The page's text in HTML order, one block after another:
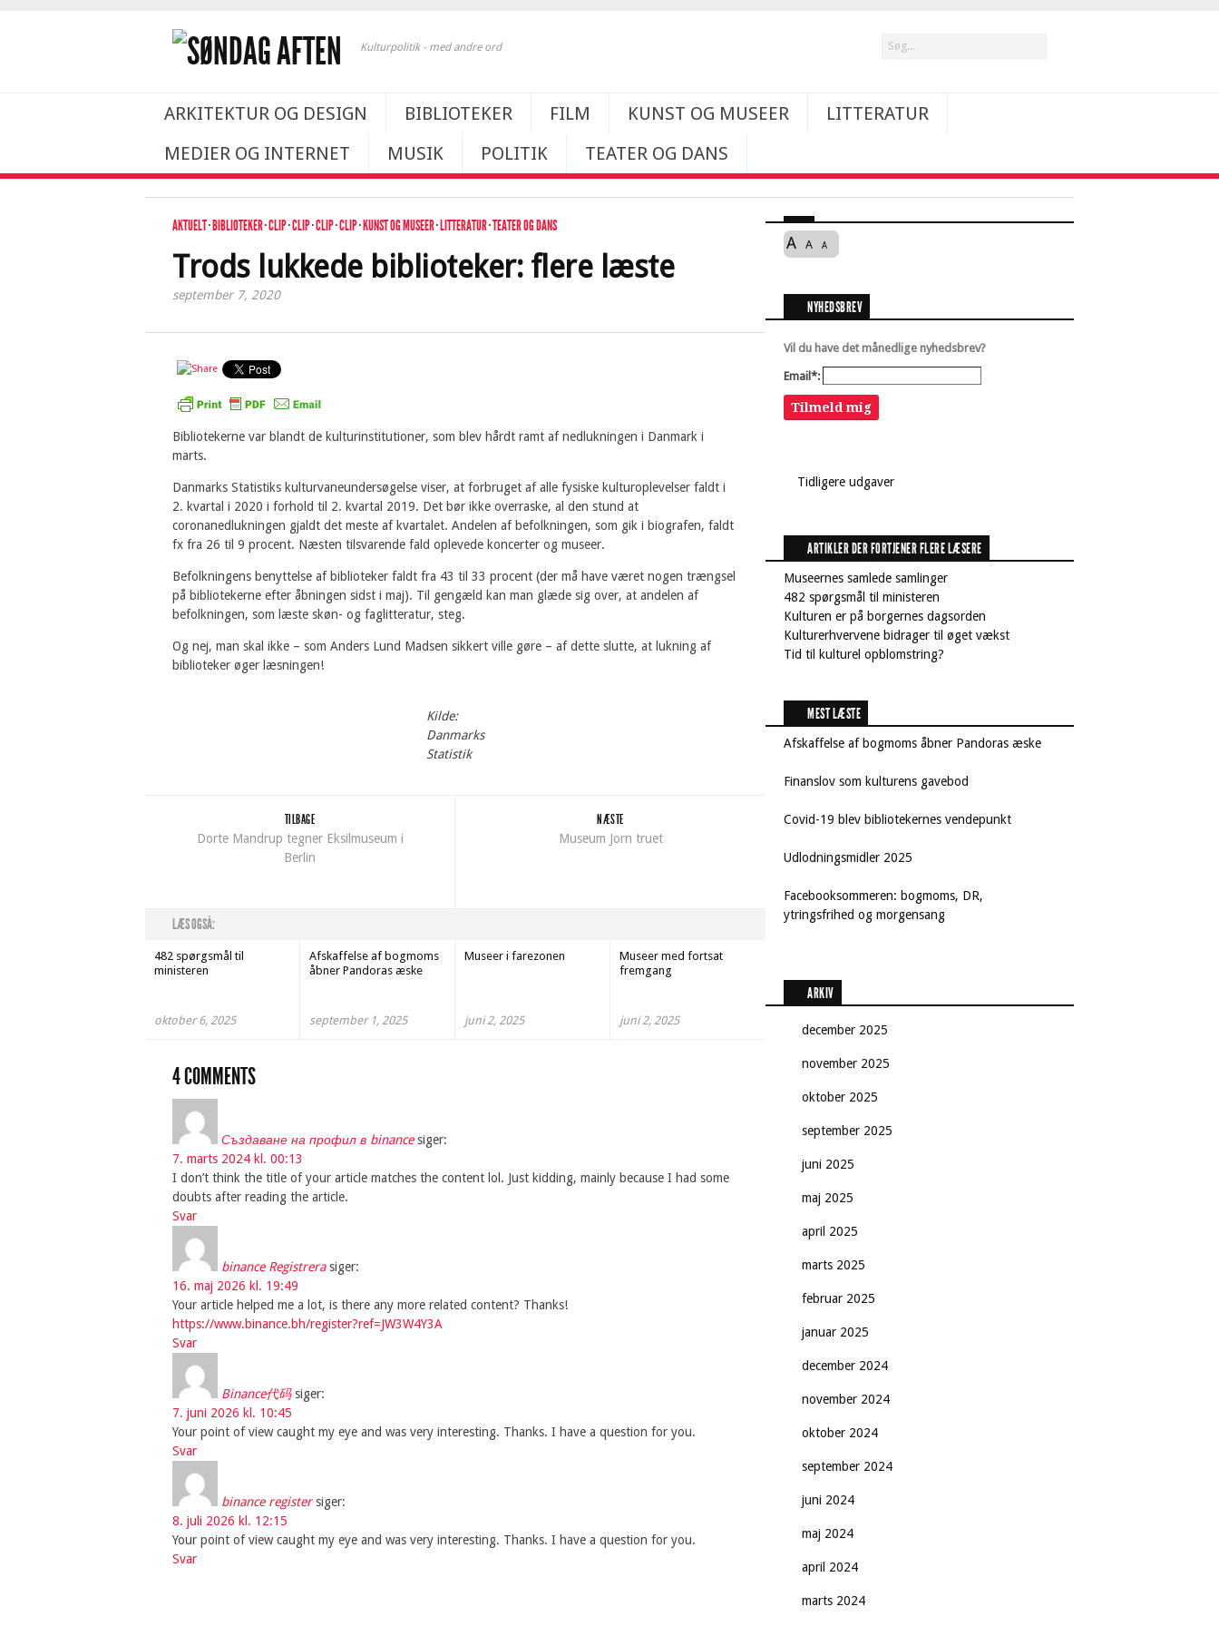
Kulturpolitik - med andre ord
ARKITEKTUR OG DESIGN BIBLIOTEKER FILM KUNST OG MUSEER
LITTERATUR
MEDIER OG INTERNET
MUSIK POLITIK TEATER OG DANS
AKTUELT·BIBLIOTEKER·CLIP·CLIP·CLIP·CLIP·KUNST OG MUSEER·LITTERATUR·TEATER OG DANS
Trods lukkede biblioteker: flere læste
september 7, 2020
Bibliotekerne var blandt de kulturinstitutioner, som blev hårdt ramt af nedlukningen i Danmark i
marts.
Danmarks Statistiks kulturvaneundersøgelse viser, at forbruget af alle fysiske kulturoplevelser faldt i
2. kvartal i 2020 i forhold til 2. kvartal 2019. Det bør ikke overraske, al den stund at
coronanedlukningen gjaldt det meste af kvartalet. Andelen af befolkningen, som gik i biografen, faldt
fx fra 26 til 9 procent. Næsten tilsvarende fald oplevede koncerter og museer.
Befolkningens benyttelse af biblioteker faldt fra 43 til 33 procent (der må have været nogen trængsel
på bibliotekerne efter åbningen sidst i maj). Til gengæld kan man glæde sig over, at andelen af
befolkningen, som læste skøn- og faglitteratur, steg.
Og nej, man skal ikke – som Anders Lund Madsen sikkert ville gøre – af dette slutte, at lukning af
biblioteker øger læsningen!
Kilde:
Danmarks
Statistik
TILBAGE
Dorte Mandrup tegner Eksilmuseum i
Berlin
NÆSTE
Museum Jorn truet
LÆS OGSÅ:
482 spørgsmål til
ministeren
oktober 6, 2025
Afskaffelse af bogmoms
åbner Pandoras æske
september 1, 2025
Museer i farezonen
juni 2, 2025
Museer med fortsat
fremgang
juni 2, 2025
4 COMMENTS
Създаване на профил в binance siger:
7. marts 2024 kl. 00:13
I don’t think the title of your article matches the content lol. Just kidding, mainly because I had some
doubts after reading the article.
Svar
binance Registrera siger:
16. maj 2026 kl. 19:49
Your article helped me a lot, is there any more related content? Thanks!
https://www.binance.bh/register?ref=JW3W4Y3A
Svar
Binance代码 siger:
7. juni 2026 kl. 10:45
Your point of view caught my eye and was very interesting. Thanks. I have a question for you.
Svar
binance register siger:
8. juli 2026 kl. 12:15
Your point of view caught my eye and was very interesting. Thanks. I have a question for you.
Svar
A A A
NYHEDSBREV
Vil du have det månedlige nyhedsbrev?
Email*:
Tilmeld mig
Tidligere udgaver
ARTIKLER DER FORTJENER FLERE LÆSERE
Museernes samlede samlinger
482 spørgsmål til ministeren
Kulturen er på borgernes dagsorden
Kulturerhvervene bidrager til øget vækst
Tid til kulturel opblomstring?
MEST LÆSTE
Afskaffelse af bogmoms åbner Pandoras æske
Finanslov som kulturens gavebod
Covid-19 blev bibliotekernes vendepunkt
Udlodningsmidler 2025
Facebooksommeren: bogmoms, DR,
ytringsfrihed og morgensang
ARKIV
december 2025
november 2025
oktober 2025
september 2025
juni 2025
maj 2025
april 2025
marts 2025
februar 2025
januar 2025
december 2024
november 2024
oktober 2024
september 2024
juni 2024
maj 2024
april 2024
marts 2024